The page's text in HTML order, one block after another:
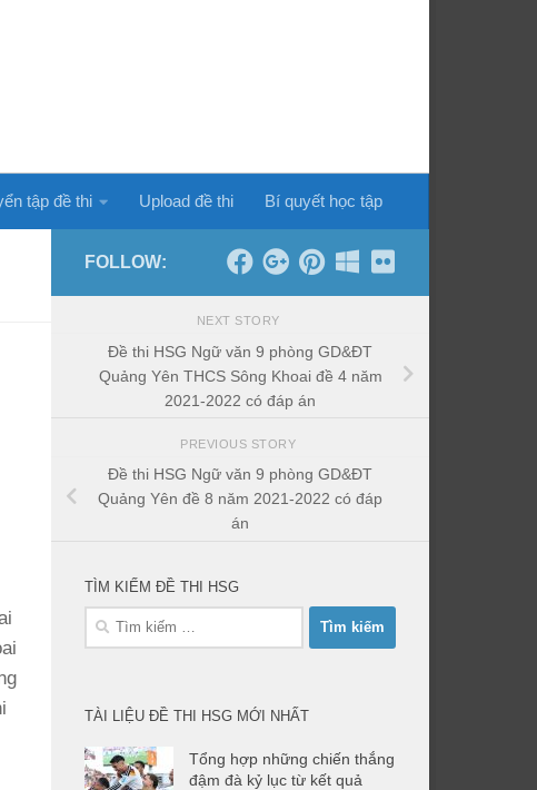
tập đề thi Upload đề thi Bí quyết học tập
FOLLOW:
NEXT STORY
Đề thi HSG Ngữ văn 9 phòng GD&ĐT
Quảng Yên THCS Sông Khoai đề 4 năm
2021-2022 có đáp án
PREVIOUS STORY
Đề thi HSG Ngữ văn 9 phòng GD&ĐT
Quảng Yên đề 8 năm 2021-2022 có đáp
án
TÌM KIẾM ĐỀ THI HSG
Tìm
TÀI LIỆU ĐỀ THI HSG MỚI NHẤT
Tổng hợp những chiến thắng
đậm đà kỷ lục từ kết quả